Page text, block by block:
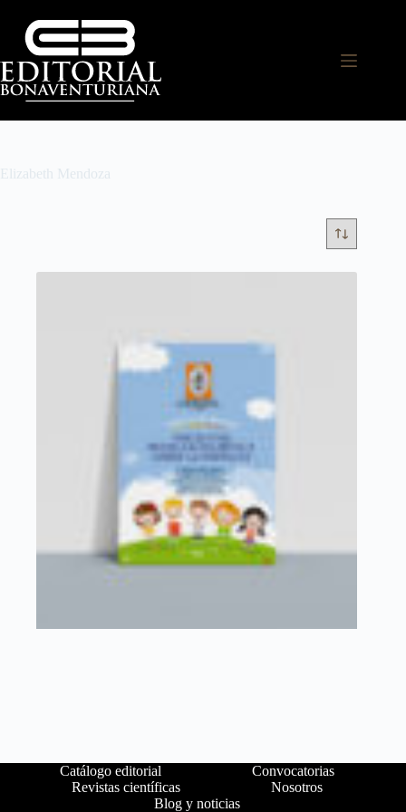
Elizabeth Mendoza
Catálogo editorial
Convocatorias
Revistas científicas
Nosotros
Blog y noticias